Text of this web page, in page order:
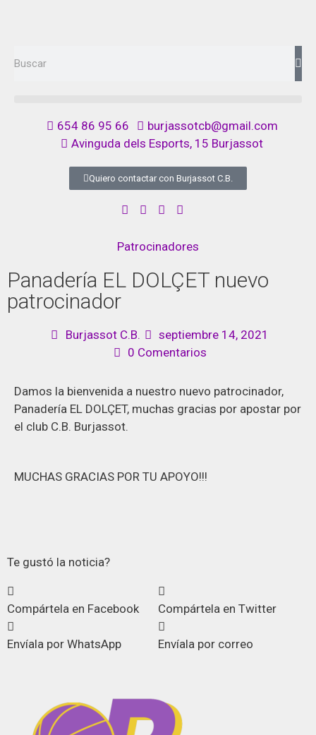
Quiero contactar con Burjassot C.B.
654 86 95 66
burjassotcb@gmail.com
Avinguda dels Esports, 15 Burjassot
Patrocinadores
Panadería EL DOLÇET nuevo
patrocinador
Burjassot C.B.
septiembre 14, 2021
0 Comentarios
Damos la bienvenida a nuestro nuevo patrocinador,
Panadería EL DOLÇET, muchas gracias por apostar por
el club C.B. Burjassot.
MUCHAS GRACIAS POR TU APOYO!!!
Te gustó la noticia?
Compártela en Facebook Compártela en Twitter
Envíala por WhatsApp Envíala por correo